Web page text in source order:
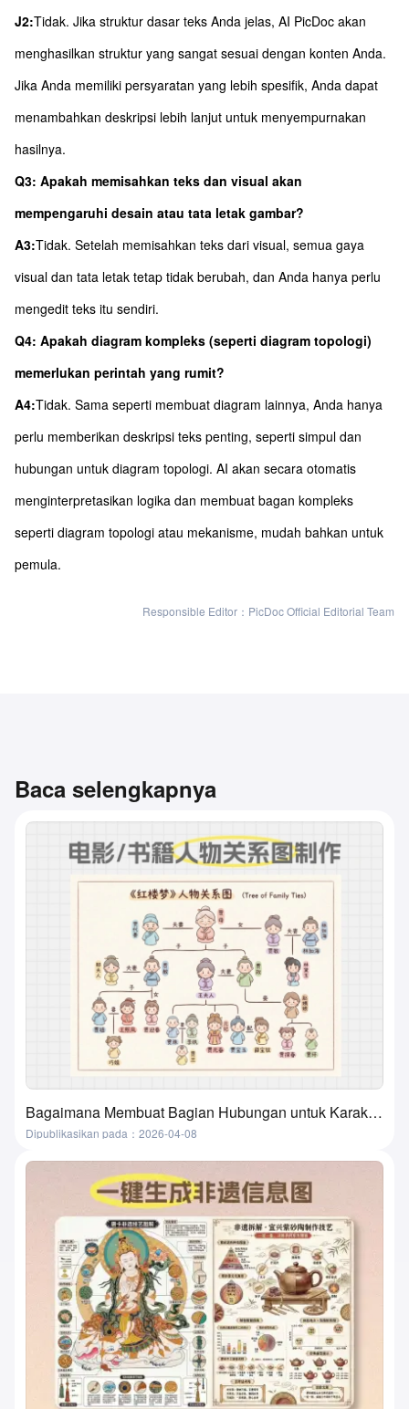
J2:Tidak. Jika struktur dasar teks Anda jelas, AI PicDoc akan
menghasilkan struktur yang sangat sesuai dengan konten Anda.
Jika Anda memiliki persyaratan yang lebih spesifik, Anda dapat
menambahkan deskripsi lebih lanjut untuk menyempurnakan
hasilnya.
Q3: Apakah memisahkan teks dan visual akan
mempengaruhi desain atau tata letak gambar?
A3:Tidak. Setelah memisahkan teks dari visual, semua gaya
visual dan tata letak tetap tidak berubah, dan Anda hanya perlu
mengedit teks itu sendiri.
Q4: Apakah diagram kompleks (seperti diagram topologi)
memerlukan perintah yang rumit?
A4:Tidak. Sama seperti membuat diagram lainnya, Anda hanya
perlu memberikan deskripsi teks penting, seperti simpul dan
hubungan untuk diagram topologi. AI akan secara otomatis
menginterpretasikan logika dan membuat bagan kompleks
seperti diagram topologi atau mekanisme, mudah bahkan untuk
pemula.
Responsible Editor：PicDoc Official Editorial Team
Baca selengkapnya
Bagaimana Membuat Bagian Hubungan untuk Karakter dalam Film, Buku, dan Buku Teks? Metode yang Super Praktis dan Sederhana
Dipublikasikan pada：2026-04-08